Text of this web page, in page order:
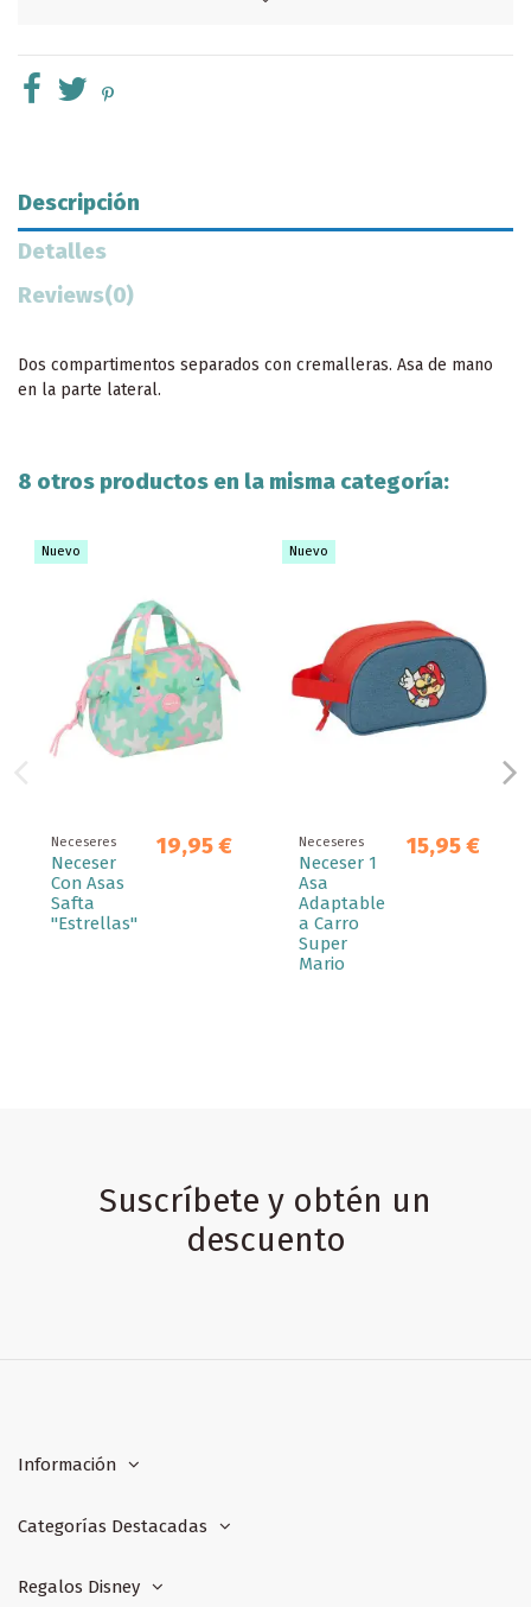
Descripción
Detalles
Reviews(0)
Dos compartimentos separados con cremalleras. Asa de mano
en la parte lateral.
8 otros productos en la misma categoría:
Nuevo
Neceseres
Neceser
Con Asas
Safta
"Estrellas"
19,95 €
Nuevo
Neceseres
Neceser 1
Asa
Adaptable
a Carro
Super
Mario
15,95 €
Suscríbete y obtén un
descuento
Información
Categorías Destacadas
Regalos Disney